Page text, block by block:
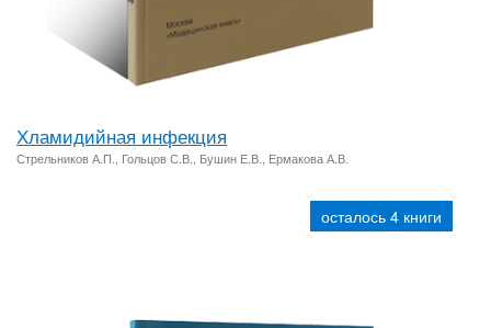
Хламидийная инфекция
Стрельников А.П., Гольцов С.В., Бушин Е.В., Ермакова А.В.
осталось 4 книги